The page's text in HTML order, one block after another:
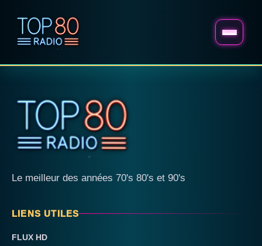
Le meilleur des années 70's 80's et 90's
LIENS UTILES
FLUX HD